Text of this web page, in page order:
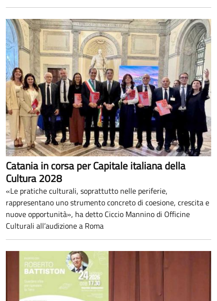
Catania in corsa per Capitale italiana della
Cultura 2028
«Le pratiche culturali, soprattutto nelle periferie,
rappresentano uno strumento concreto di coesione, crescita e
nuove opportunità», ha detto Ciccio Mannino di Officine
Culturali all’audizione a Roma